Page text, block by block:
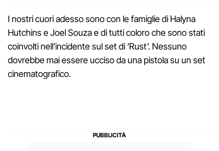
I nostri cuori adesso sono con le famiglie di Halyna
Hutchins e Joel Souza e di tutti coloro che sono stati
coinvolti nell’incidente sul set di ‘Rust’. Nessuno
dovrebbe mai essere ucciso da una pistola su un set
cinematografico.